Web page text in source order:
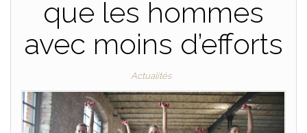
que les hommes
avec moins d’efforts
Actualités